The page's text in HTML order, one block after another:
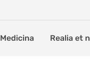
Medicina Realia et